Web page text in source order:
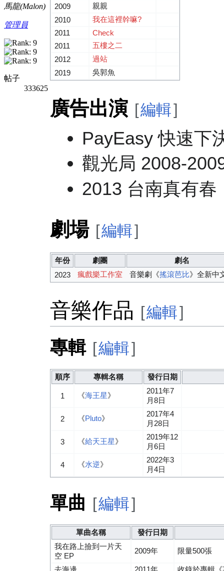
馬龍(Malon)
管理員
帖子
333625
2009
親親
2010
我在這裡幹嘛?
2011
Check
2011
五樓之二
2012
過站
2019
吳郭魚
廣告出演 [編輯]
PayEasy 快速下
觀光局 2008-
2013 台南真有春
劇場 [編輯]
年份 劇團
劇名
2023
瘋戲樂工作室 音樂劇《搖滾芭比》全新中
音樂作品 [編輯]
專輯 [編輯]
順序 專輯名稱 發行日期
1 《海王星》
2011年7
月8日
2 《Pluto》
2017年4
月28日
3 《給天王星》
2019年12
月6日
4 《水逆》
2022年3
月4日
單曲 [編輯]
單曲名稱
發行日期
我在路上撿到一片天
空 EP
2009年 限量500張